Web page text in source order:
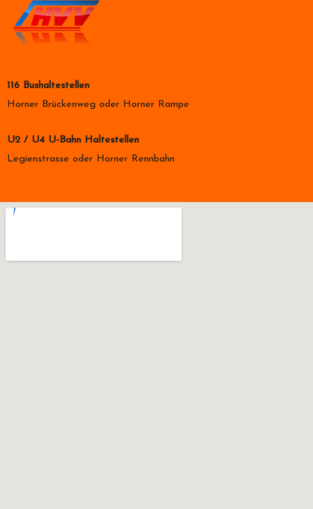
116 Bushaltestellen
Horner Brückenweg oder Horner Rampe
U2 / U4 U-Bahn Haltestellen
Legienstrasse oder Horner Rennbahn